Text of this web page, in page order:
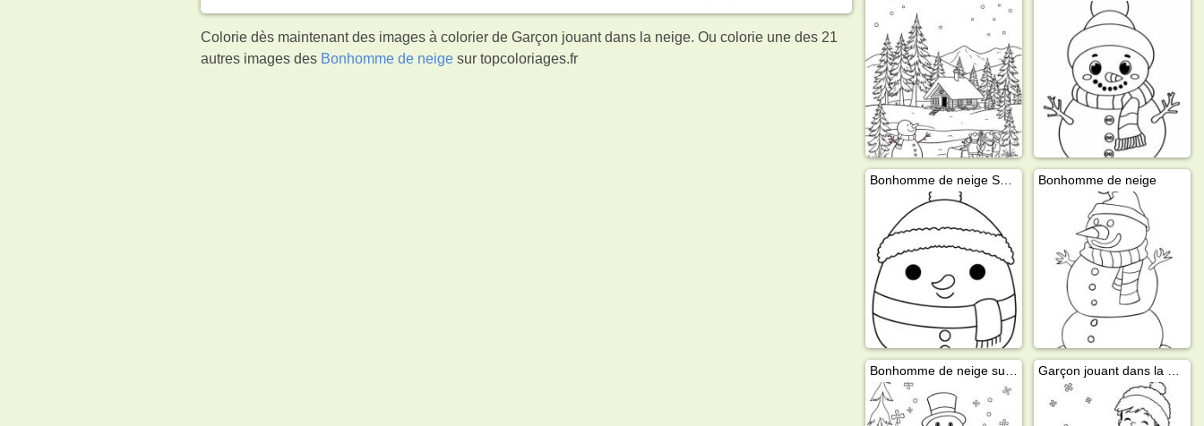
Colorie dès maintenant des images à colorier de Garçon jouant dans la neige. Ou colorie une des 21
autres images des Bonhomme de neige sur topcoloriages.fr
Bonhomme de neige Squishmallows Bonhomme de neige